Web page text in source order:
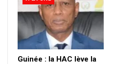
Guinée : la HAC lève la